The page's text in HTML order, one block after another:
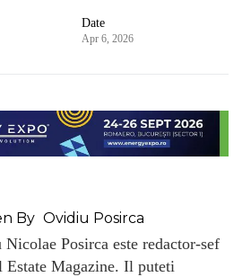
Date
Apr 6, 2026
By Ovidiu Posirca
Posirca este redactor-sef
Estate Magazine. Il puteti